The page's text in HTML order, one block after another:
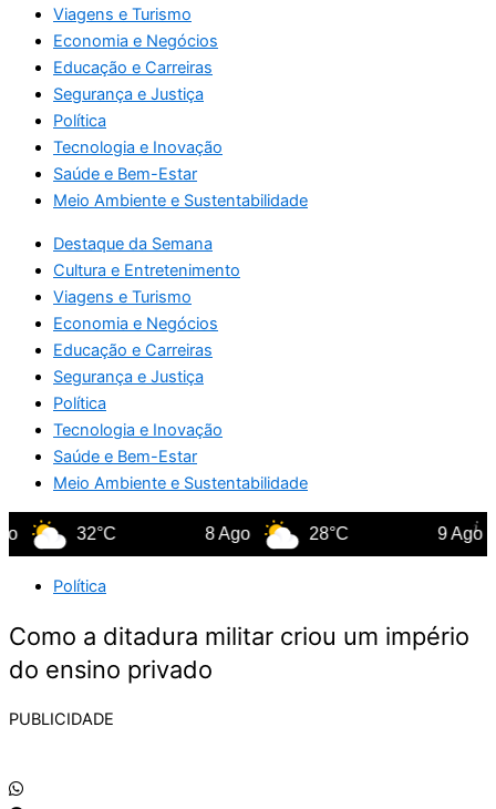
Viagens e Turismo
Economia e Negócios
Educação e Carreiras
Segurança e Justiça
Política
Tecnologia e Inovação
Saúde e Bem-Estar
Meio Ambiente e Sustentabilidade
Destaque da Semana
Cultura e Entretenimento
Viagens e Turismo
Economia e Negócios
Educação e Carreiras
Segurança e Justiça
Política
Tecnologia e Inovação
Saúde e Bem-Estar
Meio Ambiente e Sustentabilidade
32°C 28°C
Política
Como a ditadura militar criou um império
do ensino privado
PUBLICIDADE